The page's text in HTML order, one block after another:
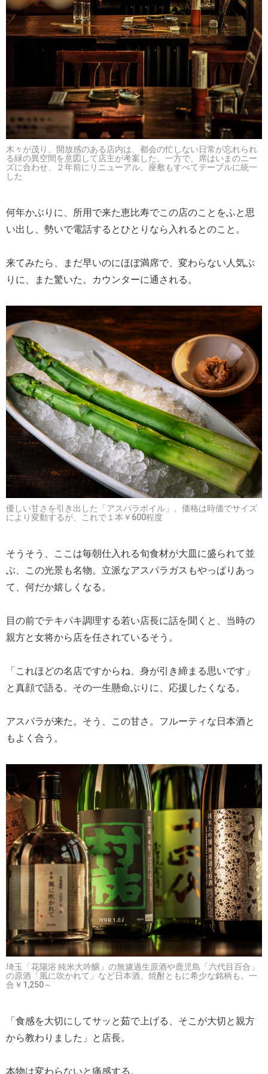
木々が茂り、開放感のある店内は、都会の忙しない日常が忘れられ
る緑の異空間を意図して店主が考案した。一方で、席はいまのニー
ズに合わせ、２年前にリニューアル。座敷もすべてテーブルに統一
した
何年かぶりに、所用で来た恵比寿でこの店のことをふと思
い出し、勢いで電話するとひとりなら入れるとのこと。
来てみたら、まだ早いのにほぼ満席で、変わらない人気ぶ
りに、また驚いた。カウンターに通される。
優しい甘さを引き出した「アスパラボイル」。価格は時価でサイズ
により変動するが、これで１本￥600程度
そうそう、ここは毎朝仕入れる旬食材が大皿に盛られて並
ぶ、この光景も名物。立派なアスパラガスもやっぱりあっ
て、何だか嬉しくなる。
目の前でテキパキ調理する若い店長に話を聞くと、当時の
親方と女将から店を任されているそう。
「これほどの名店ですからね、身が引き締まる思いです」
と真顔で語る。その一生懸命ぶりに、応援したくなる。
アスパラが来た。そう、この甘さ。フルーティな日本酒と
もよく合う。
埼玉「花陽浴 純米大吟醸」の無濾過生原酒や鹿児島「六代目百合」
の原酒「風に吹かれて」など日本酒、焼酎ともに希少な銘柄も。一
合￥1,250～
「食感を大切にしてサッと茹で上げる、そこが大切と親方
から教わりました」と店長。
本物は変わらないと痛感する。